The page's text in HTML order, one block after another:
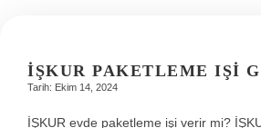
İŞKUR PAKETLEME IŞI
Tarih: Ekim 14, 2024
İŞKUR evde paketleme işi verir mi?